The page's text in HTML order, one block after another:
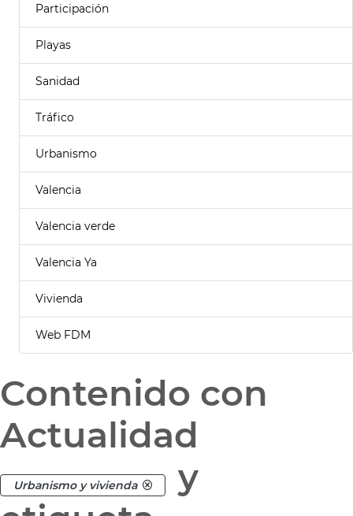
Participación
Playas
Sanidad
Tráfico
Urbanismo
Valencia
Valencia verde
Valencia Ya
Vivienda
Web FDM
Contenido con
Actualidad
Urbanismo y vivienda
y